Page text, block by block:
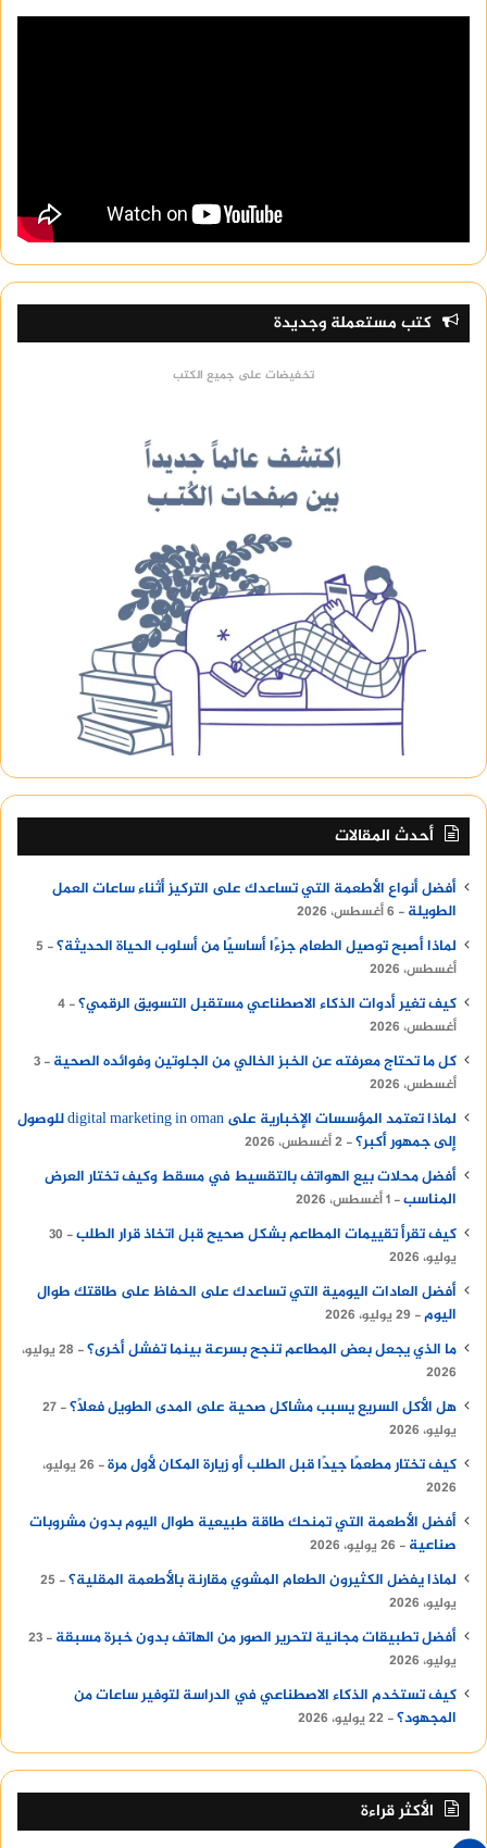
كتب مستعملة وجديدة
تخفيضات على جميع الكتب
أحدث المقالات
أفضل أنواع الأطعمة التي تساعدك على التركيز أثناء ساعات العمل
الطويلة
6 أغسطس، 2026
لماذا أصبح توصيل الطعام جزءًا أساسيًا من أسلوب الحياة الحديثة؟
5
أغسطس، 2026
كيف تغير أدوات الذكاء الاصطناعي مستقبل التسويق الرقمي؟ 4
أغسطس، 2026
كل ما تحتاج معرفته عن الخبز الخالي من الجلوتين وفوائده الصحية
3
أغسطس، 2026
لماذا تعتمد المؤسسات الإخبارية على digital marketing in oman للوصول
إلى جمهور أكبر؟ 2 أغسطس، 2026
أفضل محلات بيع الهواتف بالتقسيط في مسقط وكيف تختار العرض
المناسب 1 أغسطس، 2026
كيف تقرأ تقييمات المطاعم بشكل صحيح قبل اتخاذ قرار الطلب
30
يوليو، 2026
أفضل العادات اليومية التي تساعدك على الحفاظ على طاقتك طوال
اليوم
29 يوليو، 2026
ما الذي يجعل بعض المطاعم تنجح بسرعة بينما تفشل أخرى؟
28 يوليو،
2026
هل الأكل السريع يسبب مشاكل صحية على المدى الطويل فعلًا؟ 27
يوليو، 2026
كيف تختار مطعمًا جيدًا قبل الطلب أو زيارة المكان لأول مرة
26 يوليو،
2026
أفضل الأطعمة التي تمنحك طاقة طبيعية طوال اليوم بدون مشروبات
صناعية
26 يوليو، 2026
لماذا يفضل الكثيرون الطعام المشوي مقارنة بالأطعمة المقلية؟
25
يوليو، 2026
أفضل تطبيقات مجانية لتحرير الصور من الهاتف بدون خبرة مسبقة
23
يوليو، 2026
كيف تستخدم الذكاء الاصطناعي في الدراسة لتوفير ساعات من
المجهود؟ 22 يوليو، 2026
الأكثر قراءة